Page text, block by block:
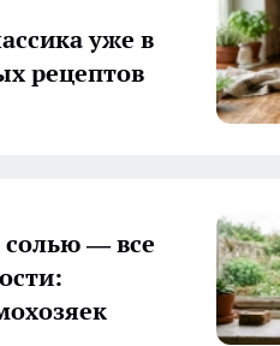
уже в
рецептов
— все